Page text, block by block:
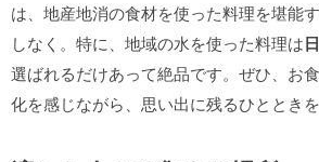
は、地産地消の食材を使った料理を堪能
しなく。特に、地域の水を使った料理は
選ばれるだけあって絶品です。ぜひ、お
化を感じながら、思い出に残るひととき